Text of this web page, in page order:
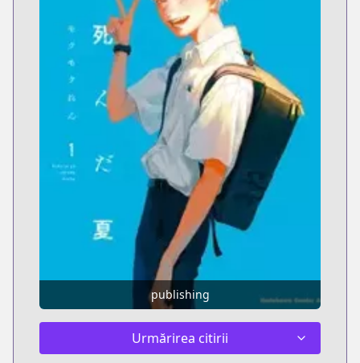
publishing
Urmărirea citirii